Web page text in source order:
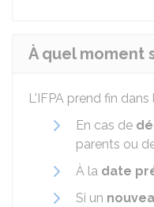
À quel moment
L'IFPA prend fin
En cas de
parents ou
À la date
Si un